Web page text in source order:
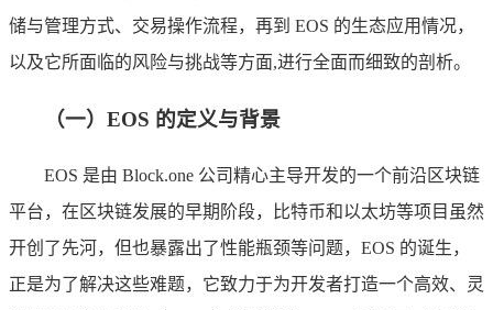
储与管理方式、交易操作流程，再到 EOS 的生态应用情况，
以及它所面临的风险与挑战等方面,进行全面而细致的剖析。
（一）EOS 的定义与背景
EOS 是由 Block.one 公司精心主导开发的一个前沿区块链
平台，在区块链发展的早期阶段，比特币和以太坊等项目虽然
开创了先河，但也暴露出了性能瓶颈等问题，EOS 的诞生，
正是为了解决这些难题，它致力于为开发者打造一个高效、灵